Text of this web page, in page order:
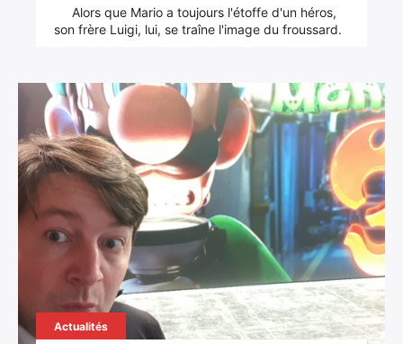
Alors que Mario a toujours l'étoffe d'un héros,
son frère Luigi, lui, se traîne l'image du froussard.
Actualités